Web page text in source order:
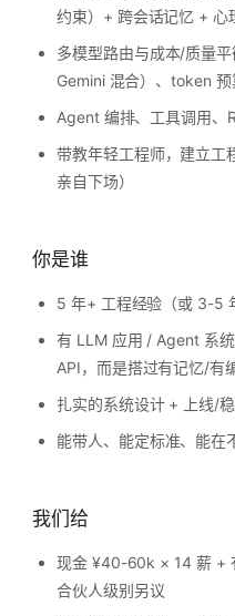
约束）+ 跨会话记忆 + 心
多模型路由与成本/质量
Gemini 混合）、token 预
Agent 编排、工具调用、
带教年轻工程师，建立工
亲自下场）
你是谁
5 年+ 工程经验（或 3-5
有 LLM 应用 / Agent 系
API，而是搭过有记忆/有
扎实的系统设计 + 上线/
能带人、能定标准、能在
我们给
现金 ¥40-60k × 14 薪 +
合伙人级别另议